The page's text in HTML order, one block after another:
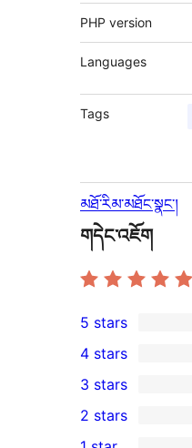
PHP version
Languages
Tags
མཐོ་རིམ་མཐོང་སྣང་།
གདེང་འཇོག
1
5-
star
review
5 stars
4-
star
4 stars
0
3-
3 stars
2 stars